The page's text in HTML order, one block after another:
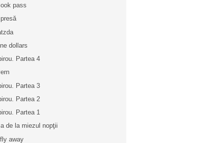
pass
dollars
Partea 4
Partea 3
Partea 2
Partea 1
de la miezul nopţii
away